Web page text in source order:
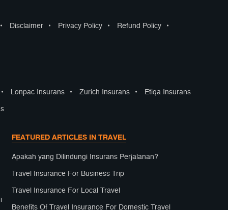
• Disclaimer • Privacy Policy • Refund Policy •
• Lonpac Insurans • Zurich Insurans • Etiqa Insurans
FEATURED ARTICLES IN TRAVEL
Apakah yang Dilindungi Insurans Perjalanan?
Travel Insurance For Business Trip
Travel Insurance For Local Travel
Benefits Of Travel Insurance For Domestic Travel